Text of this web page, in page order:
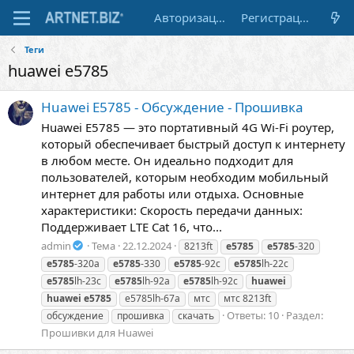
Авторизация Регистрация
Теги
huawei e5785
Huawei E5785 - Обсуждение - Прошивка
Huawei E5785 — это портативный 4G Wi-Fi роутер,
который обеспечивает быстрый доступ к интернету
в любом месте. Он идеально подходит для
пользователей, которым необходим мобильный
интернет для работы или отдыха. Основные
характеристики: Скорость передачи данных:
Поддерживает LTE Cat 16, что...
admin Тема 22.12.2024 8213ft e5785 e5785-320
e5785-320a e5785-330 e5785-92c e5785lh-22c
e5785lh-23c e5785lh-92a e5785lh-92c
huawei
huawei e5785 е5785lh-67a мтс
мтс 8213ft
обсуждение
прошивка скачать Ответы: 10 Раздел:
Прошивки для Huawei